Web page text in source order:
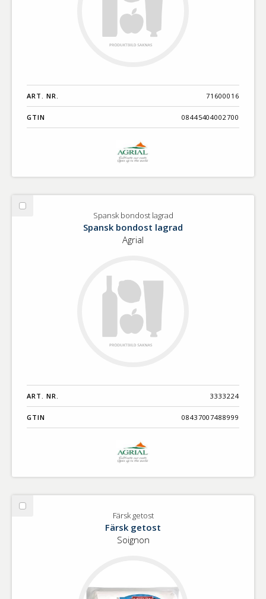
ART. NR. 71600016
GTIN 08445404002700
Välj
Spansk bondost lagrad
Spansk bondost lagrad
Agrial
ART. NR. 3333224
GTIN 08437007488999
Välj
Färsk getost
Färsk getost
Soignon